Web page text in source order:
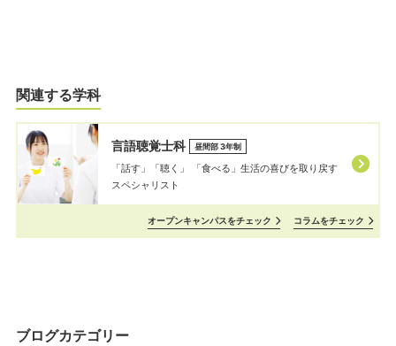
関連する学科
言語聴覚士科 昼間部 3年制
「話す」「聴く」 「⾷べる」⽣活の喜びを取り戻す
スペシャリスト
オープンキャンパスをチェック コラムをチェック
ブログカテゴリー